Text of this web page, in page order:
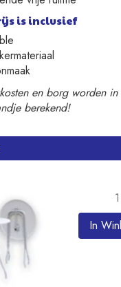
is inclusief
en borg worden in
berekend!
In